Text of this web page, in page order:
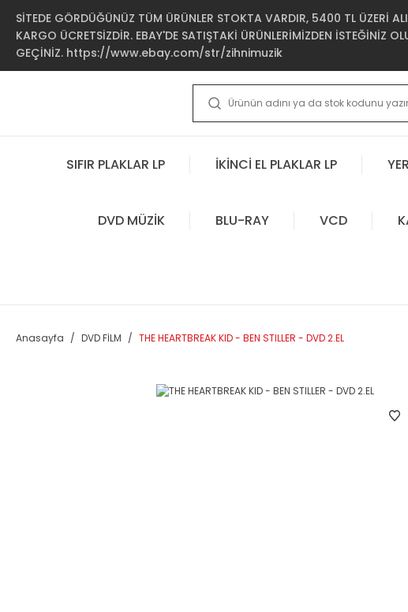
SİTEDE GÖRDÜĞÜNÜZ TÜM ÜRÜNLER STOKTA VARDIR, 5400 TL ÜZERİ
KARGO ÜCRETSİZDİR. EBAY'DE SATIŞTAKİ ÜRÜNLERİMİZDEN İSTEĞİNİZ
GEÇİNİZ. https://www.ebay.com/str/zihnimuzik
SIFIR PLAKLAR LP İKİNCİ EL PLAKLAR LP
DVD MÜZİK BLU-RAY VCD
Anasayfa DVD FİLM THE HEARTBREAK KID - BEN STILLER - DVD 2.EL